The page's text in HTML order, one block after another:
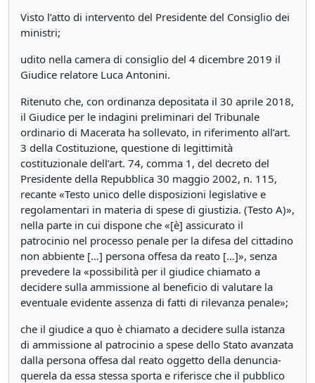
Visto l’atto di intervento del Presidente del Consiglio dei
ministri;
udito nella camera di consiglio del 4 dicembre 2019 il
Giudice relatore Luca Antonini.
Ritenuto che, con ordinanza depositata il 30 aprile 2018,
il Giudice per le indagini preliminari del Tribunale
ordinario di Macerata ha sollevato, in riferimento all’art.
3 della Costituzione, questione di legittimità
costituzionale dell’art. 74, comma 1, del decreto del
Presidente della Repubblica 30 maggio 2002, n. 115,
recante «Testo unico delle disposizioni legislative e
regolamentari in materia di spese di giustizia. (Testo A)»,
nella parte in cui dispone che «[è] assicurato il
patrocinio nel processo penale per la difesa del cittadino
non abbiente […] persona offesa da reato […]», senza
prevedere la «possibilità per il giudice chiamato a
decidere sulla ammissione al beneficio di valutare la
eventuale evidente assenza di fatti di rilevanza penale»;
che il giudice a quo è chiamato a decidere sulla istanza
di ammissione al patrocinio a spese dello Stato avanzata
dalla persona offesa dal reato oggetto della denuncia-
querela da essa stessa sporta e riferisce che il pubblico